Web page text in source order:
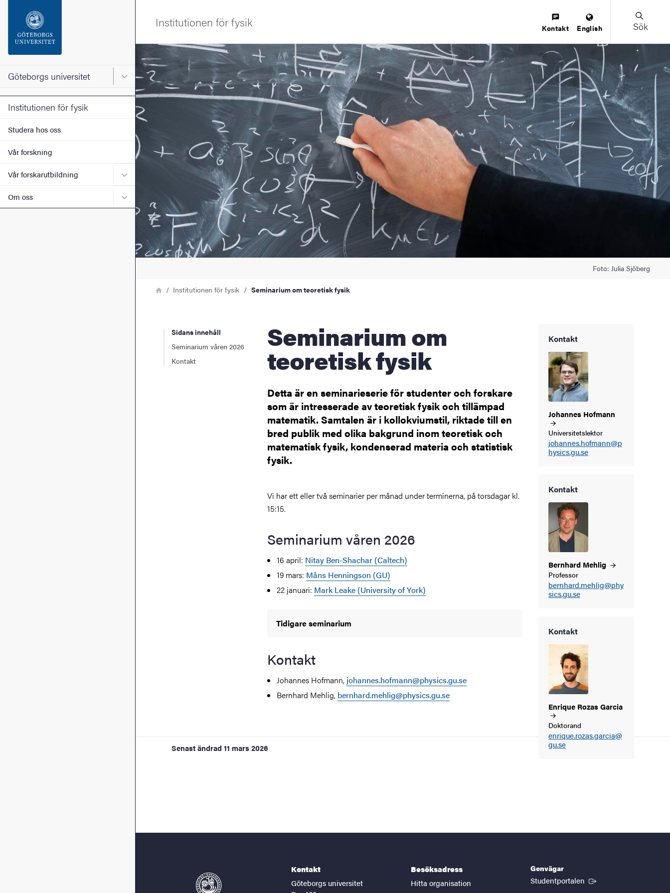
Sidfoten
Om webbplatsen
Göteborgs universitet Huvudmeny för Göteborgs universitet
Institutionen för fysik
Studera hos oss
Vår forskning
Vår forskarutbildning Undermeny för Vår forskarutbildning
Om oss Undermeny för Om oss
Institutionen för fysik Kontakt English Sök
Bild
Foto: Julia Sjöberg
LänkstigHemInstitutionen för fysik Seminarium om teoretisk fysik
Sidans innehåll
Seminarium våren 2026
Kontakt
Seminarium om
teoretisk fysik
Detta är en seminarieserie för studenter och forskare
som är intresserade av teoretisk fysik och tillämpad
matematik. Samtalen är i kollokviumstil, riktade till en
bred publik med olika bakgrund inom teoretisk och
matematisk fysik, kondenserad materia och statistisk
fysik.
Kontakt
Johannes Hofmann
Universitetslektor
johannes.hofmann@p
hysics.gu.se
Kontakt
Bernhard Mehlig
Professor
bernhard.mehlig@phy
sics.gu.se
Kontakt
Enrique RozasGarcia
Doktorand
enrique.rozas.garcia@
gu.se
Vi har ett eller två seminarier per månad under terminerna, på torsdagar kl.
15:15.
Seminarium våren 2026
16 april: Nitay Ben-Shachar (Caltech)
19 mars: Måns Henningson (GU)
22 januari: Mark Leake (University of York)
Tidigare seminarium
Kontakt
Johannes Hofmann, johannes.hofmann@physics.gu.se
Bernhard Mehlig, bernhard.mehlig@physics.gu.se
Senast ändrad 11 mars 2026
Kontakt
Göteborgs universitet
Besöksadress
Hitta organisation
Genvägar
Studentportalen (Extern länk)